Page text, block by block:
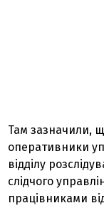
Там зазначили,
оперативники
відділу
слідчого
працівниками